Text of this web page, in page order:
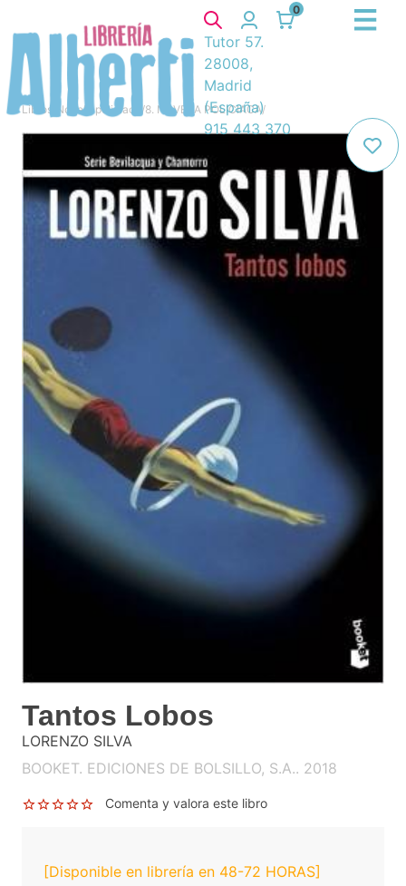
0
Tutor 57.
28008,
Madrid
(España)
915 443 370
Libros Novela policiaca /8. NOVELA POLICIACA/
Tantos Lobos
LORENZO SILVA
BOOKET. EDICIONES DE BOLSILLO, S.A.. 2018
Comenta y valora este libro
[Disponible en librería en 48-72 HORAS]